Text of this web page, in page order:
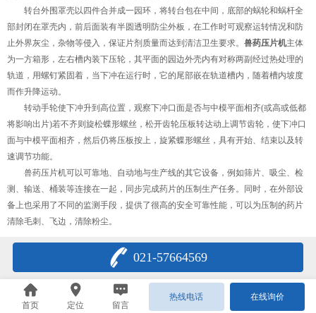
转台外围罩壳以四件合并成一园环，将转台包在中间，底部的蜗轮和蜗杆全
部封闭在罩壳内，前后面装有半圆透明防尘外板，在工作时可观察运转情况和防
止外界灰尘，杂物等侵入，保证片剂质量而达到清洁卫生要求。 兽药压片机主体
为一方箱形，左右槽内装下压轮，其平面的园边外壳内有对称两副经过热处理的
轨道，用螺钉紧固着，当下冲在运行时，它的尾部嵌在轨道槽内，随着槽内坡度
而作升降运动。
转动手轮使下冲升到高位置，观察下冲口面是否与中模平面相齐(或高或低都
将影响出片)若不齐则旋松蝶形螺丝，松开齿轮压板转达动上调节齿轮，使下冲口
面与中模平面相齐，然后仍将压板按上，旋紧蝶形螺丝，具有开始、结束以及转
速调节功能。
兽药压片机可以可靠地、自动地与生产线的其它设备，例如筛片、吸尘、检
测、输送、桶装等连接在一起，同步完成药片的压制生产任务。同时，在外部设
备上也采用了不同的监测手段，提供了很高的安全可靠性能，可以为压制的药片
清除毛刺、飞边，清除粉尘。
021-57664569
首页 定位 留言
热线电话 在线询价